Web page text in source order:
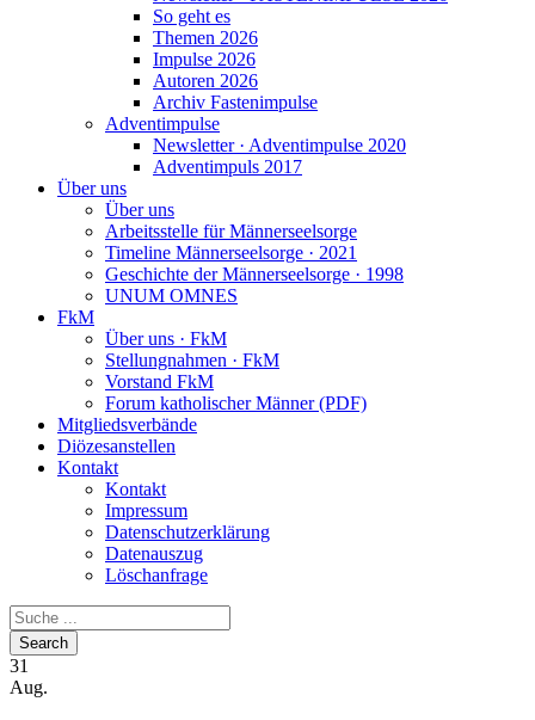
So geht es
Themen 2026
Impulse 2026
Autoren 2026
Archiv Fastenimpulse
Adventimpulse
Newsletter · Adventimpulse 2020
Adventimpuls 2017
Über uns
Über uns
Arbeitsstelle für Männerseelsorge
Timeline Männerseelsorge · 2021
Geschichte der Männerseelsorge · 1998
UNUM OMNES
FkM
Über uns · FkM
Stellungnahmen · FkM
Vorstand FkM
Forum katholischer Männer (PDF)
Mitgliedsverbände
Diözesanstellen
Kontakt
Kontakt
Impressum
Datenschutzerklärung
Datenauszug
Löschanfrage
31
Aug.